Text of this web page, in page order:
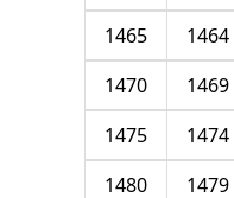
1464
1465
1469
1470
1474
1475
1479
1480